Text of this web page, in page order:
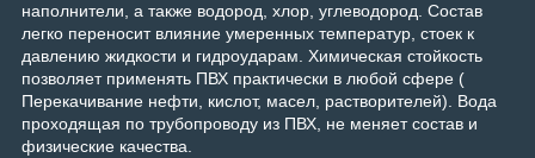
наполнители, а также водород, хлор, углеводород. Состав
легко переносит влияние умеренных температур, стоек к
давлению жидкости и гидроударам. Химическая стойкость
позволяет применять ПВХ практически в любой сфере (
Перекачивание нефти, кислот, масел, растворителей). Вода
проходящая по трубопроводу из ПВХ, не меняет состав и
физические качества.